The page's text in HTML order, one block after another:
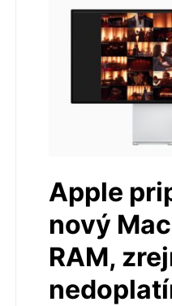
Apple
nový
RAM,